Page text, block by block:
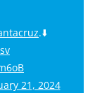
.⬇️
21, 2024